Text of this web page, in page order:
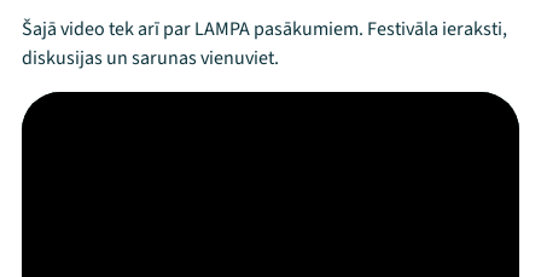
Šajā video tek arī par LAMPA pasākumiem. Festivāla ieraksti,
diskusijas un sarunas vienuviet.